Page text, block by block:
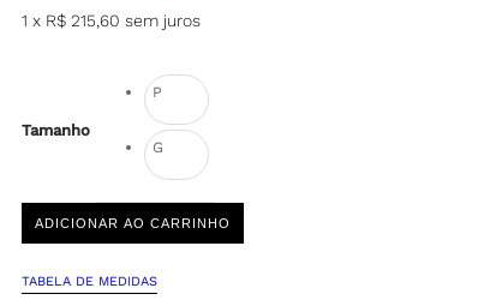
1 x R$ 215,60 sem juros
Tamanho
P
G
ADICIONAR AO CARRINHO
TABELA DE MEDIDAS